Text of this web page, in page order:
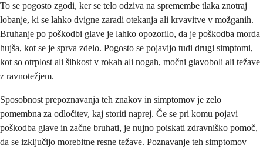
To se pogosto zgodi, ker se telo odziva na spremembe tlaka znotraj
lobanje, ki se lahko dvigne zaradi otekanja ali krvavitve v možganih.
Bruhanje po poškodbi glave je lahko opozorilo, da je poškodba morda
hujša, kot se je sprva zdelo. Pogosto se pojavijo tudi drugi simptomi,
kot so otrplost ali šibkost v rokah ali nogah, močni glavoboli ali težave
z ravnotežjem.
Sposobnost prepoznavanja teh znakov in simptomov je zelo
pomembna za odločitev, kaj storiti naprej. Če se pri komu pojavi
poškodba glave in začne bruhati, je nujno poiskati zdravniško pomoč,
da se izključijo morebitne resne težave. Poznavanje teh simptomov